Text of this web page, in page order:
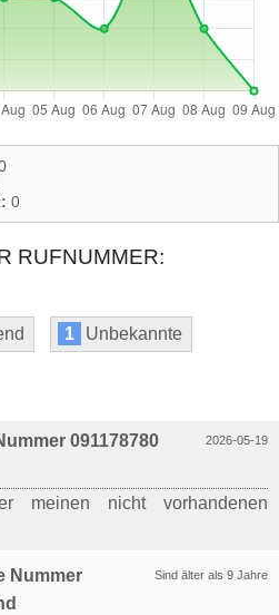
0
RUFNUMMER:
1 Unbekannte
2026-05-19
091178780
meinen nicht vorhandenen
Sind älter als 9 Jahre
Nummer